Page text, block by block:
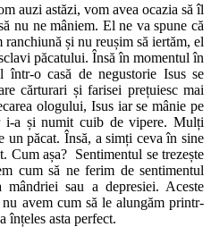
auzi astăzi, vom avea ocazia să îl
nu ne mâniem. El ne va spune că
și nu reușim să iertăm, el
păcatului. Însă în momentul în
într-o casă de negustorie Isus se
cărturari și farisei prețuiesc mai
ologului, Isus iar se mânie pe
a și numit cuib de vipere. Mulți
un păcat. Însă, a simți ceva în sine
Cum așa? Sentimentul se trezește
cum să ne ferim de sentimentul
sau a depresiei. Aceste
avem cum să le alungăm printr-
înțeles asta perfect.